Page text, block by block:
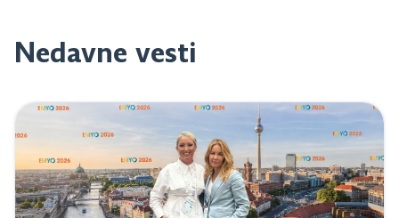
Nedavne vesti